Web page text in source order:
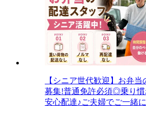
【シニア世代歓迎】お弁当
募集!普通免許必須◎乗り
安心配達♪ご夫婦でご一緒